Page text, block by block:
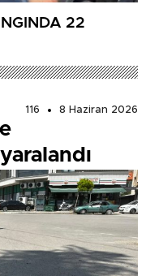
22
116
8 Haziran 2026